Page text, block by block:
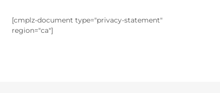
[cmplz-document type="privacy-statement"
region="ca"]